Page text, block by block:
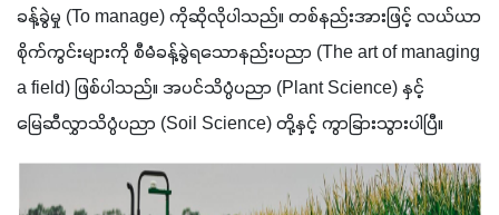
ခန့်ခွဲမှု (To manage) ကိုဆိုလိုပါသည်။ တစ်နည်းအားဖြင့် လယ်ယာ
စိုက်ကွင်းများကို စီမံခန့်ခွဲရသောနည်းပညာ (The art of managing
a field) ဖြစ်ပါသည်။ အပင်သိပ္ပံပညာ (Plant Science) နှင့်
မြေဆီလွှာသိပ္ပံပညာ (Soil Science) တို့နှင့် ကွာခြားသွားပါပြီ။